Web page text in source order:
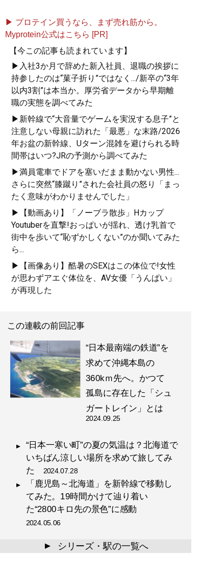
▶ プロテイン買うなら、まず売れ筋から。
Myprotein公式はこちら [PR]
【今この記事も読まれています】
▶入社3か月で辞めた新入社員、退職の挨拶に
持参したのは“菓子折り”ではなく.../新卒の“3年
以内3割”は本当か。厚労省データから早期離
職の実態を調べてみた
▶新幹線で“大音量でゲームを実況する息子”と
注意しない母親に訪れた「最悪」な末路/2026
年お盆の新幹線、Uターン混雑を避けられる時
間帯はいつ?JRの予測から調べてみた
▶満員電車でドアを塞いだまま動かない男性...
さらに突然“膝蹴り”された会社員の怒り「まっ
たく意味がわかりませんでした」
▶【動画あり】「ノーブラ散歩」Hカップ
Youtuberを直撃!おっぱいが揺れ、透け乳首で
街中を歩いて“恥ずかしくない”のか聞いてみた
ら...
▶【画像あり】酷暑のSEXはこの体位で!女性
が思わずアエぐ体位を、AV女優「うんぱい」
が再現した
この連載の前回記事
“日本最南端の鉄道”を
求めて沖縄本島の
360kｍ先へ。かつて
孤島に存在した「シュ
ガートレイン」とは
2024.09.25
“日本一寒い町”の夏の気温は？北海道で
いちばん涼しい場所を求めて旅してみ
た 2024.07.28
「鹿児島～北海道」を新幹線で移動し
てみた。19時間かけて辿り着い
た“2800キロ先の景色”に感動
2024.05.06
▲ シリーズ・駅の一覧へ